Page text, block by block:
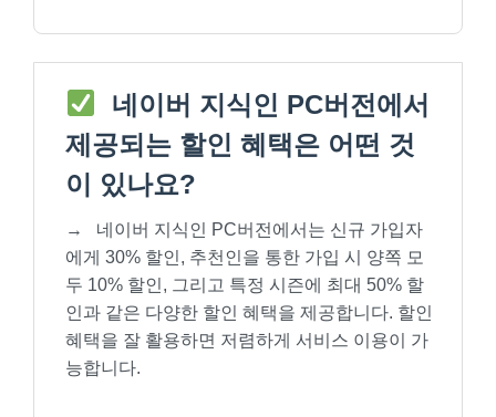
네이버 지식인 PC버전에서
제공되는 할인 혜택은 어떤 것
이 있나요?
→
네이버 지식인 PC버전에서는 신규 가입자
에게 30% 할인, 추천인을 통한 가입 시 양쪽 모
두 10% 할인, 그리고 특정 시즌에 최대 50% 할
인과 같은 다양한 할인 혜택을 제공합니다. 할인
혜택을 잘 활용하면 저렴하게 서비스 이용이 가
능합니다.